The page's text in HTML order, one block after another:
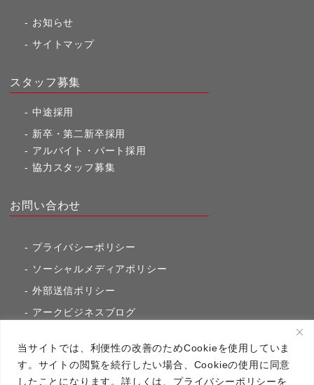
当サイトでは、利便性の改善のためCookieを使用していま
す。サイトの閲覧を続行したい場合、Cookieの使用に同意
したことになります。詳しくは、プライバシーポリシーを
お知らせ
サイトマップ
スタッフ募集
中途採用
新卒・第二新卒採用
アルバイト・パート採用
協力スタッフ募集
お問い合わせ
プライバシーポリシー
ソーシャルメディアポリシー
外部送信ポリシー
アークビジネスブログ